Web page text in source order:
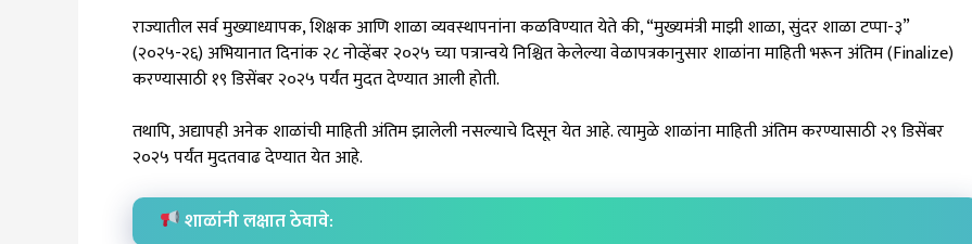
राज्यातील सर्व मुख्याध्यापक, शिक्षक आणि शाळा व्यवस्थापनांना कळविण्यात येते की, “मुख्यमंत्री माझी शाळा, सुंदर शाळा टप्पा-३”
(२०२५-२६) अभियानात दिनांक २८ नोव्हेंबर २०२५ च्या पत्रान्वये निश्चित केलेल्या वेळापत्रकानुसार शाळांना माहिती भरून अंतिम (Finalize)
करण्यासाठी १९ डिसेंबर २०२५ पर्यंत मुदत देण्यात आली होती.
तथापि, अद्यापही अनेक शाळांची माहिती अंतिम झालेली नसल्याचे दिसून येत आहे. त्यामुळे शाळांना माहिती अंतिम करण्यासाठी २९ डिसेंबर
२०२५ पर्यंत मुदतवाढ देण्यात येत आहे.
शाळांनी लक्षात ठेवावे: